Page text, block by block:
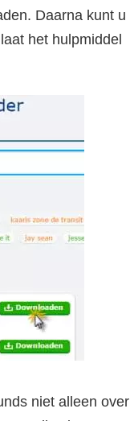
Daarna kunt u
het hulpmiddel
niet alleen over